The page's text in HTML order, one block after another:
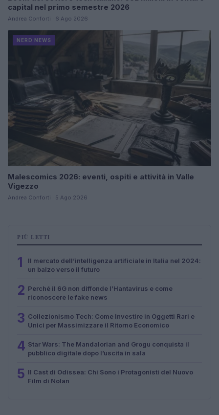
capital nel primo semestre 2026
Andrea Conforti · 6 Ago 2026
NERD NEWS
Malescomics 2026: eventi, ospiti e attività in Valle
Vigezzo
Andrea Conforti · 5 Ago 2026
PIÙ LETTI
1
Il mercato dell’intelligenza artificiale in Italia nel 2024:
un balzo verso il futuro
2 Perché il 6G non diffonde l’Hantavirus e come
riconoscere le fake news
3 Collezionismo Tech: Come Investire in Oggetti Rari e
Unici per Massimizzare il Ritorno Economico
4 Star Wars: The Mandalorian and Grogu conquista il
pubblico digitale dopo l’uscita in sala
5 Il Cast di Odissea: Chi Sono i Protagonisti del Nuovo
Film di Nolan